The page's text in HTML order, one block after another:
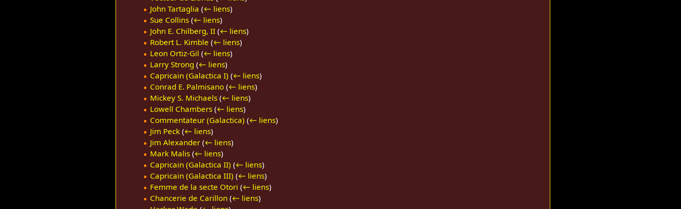
John Tartaglia (← liens)
Sue Collins (← liens)
John E. Chilberg, II (← liens)
Robert L. Kimble (← liens)
Leon Ortiz-Gil (← liens)
Larry Strong (← liens)
Capricain (Galactica I) (← liens)
Conrad E. Palmisano (← liens)
Mickey S. Michaels (← liens)
Lowell Chambers (← liens)
Commentateur (Galactica) (← liens)
Jim Peck (← liens)
Jim Alexander (← liens)
Mark Malis (← liens)
Capricain (Galactica II) (← liens)
Capricain (Galactica III) (← liens)
Femme de la secte Otori (← liens)
Chancerie de Carillon (← liens)